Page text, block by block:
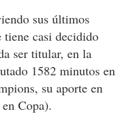
sus últimos
tiene casi decidido
ser titular, en la
1582 minutos en
su aporte en
Copa).